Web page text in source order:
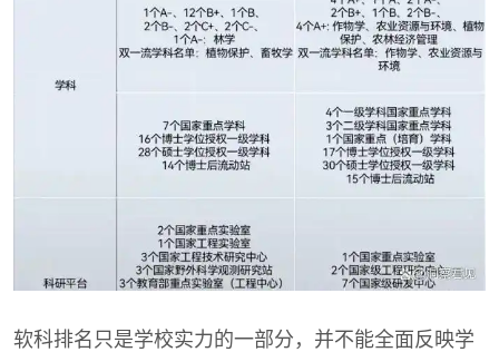
软科排名只是学校实力的一部分，并不能全面反映学